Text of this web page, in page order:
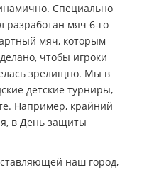
Специально
разработан мяч 6-го
мяч, которым
чтобы игроки
зрелищно. Мы в
детские турниры,
Например, крайний
в День защиты
наш город,